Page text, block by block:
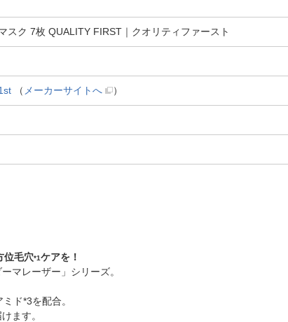
スク 7枚 QUALITY FIRST｜クオリティファースト
（ メーカーサイトへ ）
位毛穴*1ケアを！
マレーザー」シリーズ。
ド*3を配合。
ます。